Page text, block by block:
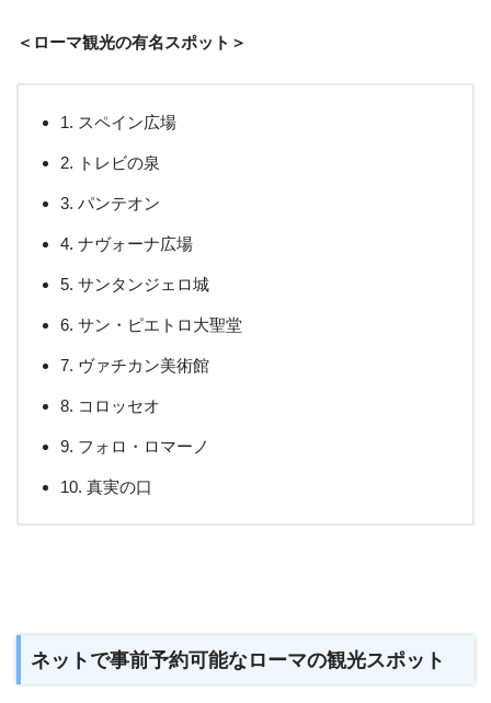
＜ローマ観光の有名スポット＞
1. スペイン広場
2. トレビの泉
3. パンテオン
4. ナヴォーナ広場
5. サンタンジェロ城
6. サン・ピエトロ大聖堂
7. ヴァチカン美術館
8. コロッセオ
9. フォロ・ロマーノ
10. 真実の口
ネットで事前予約可能なローマの観光スポット